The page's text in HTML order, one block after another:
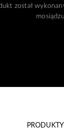
został